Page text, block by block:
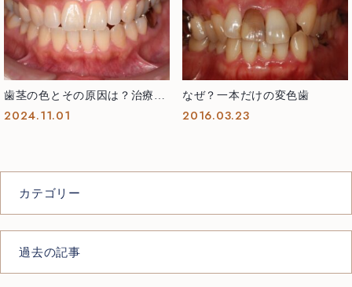
カテゴリー
過去の記事
歯茎の色とその原因は？治療で
どう変わるの？
2024.11.01
なぜ？一本だけの変色歯
2016.03.23